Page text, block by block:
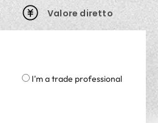
Valore diretto
I'm a trade professional